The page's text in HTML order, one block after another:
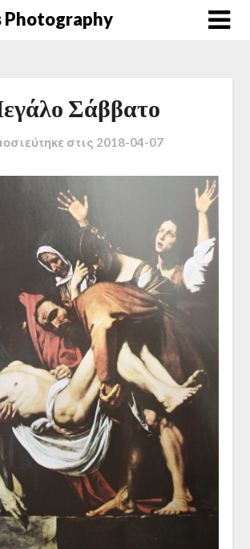
Photography
Σάββατο
στις 2018-04-07